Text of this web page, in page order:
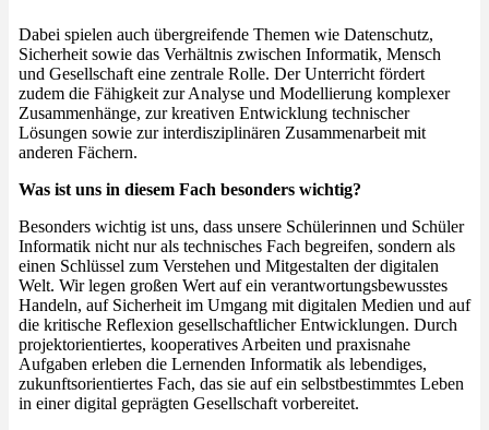
Dabei spielen auch übergreifende Themen wie Datenschutz,
Sicherheit sowie das Verhältnis zwischen Informatik, Mensch
und Gesellschaft eine zentrale Rolle. Der Unterricht fördert
zudem die Fähigkeit zur Analyse und Modellierung komplexer
Zusammenhänge, zur kreativen Entwicklung technischer
Lösungen sowie zur interdisziplinären Zusammenarbeit mit
anderen Fächern.
Was ist uns in diesem Fach besonders wichtig?
Besonders wichtig ist uns, dass unsere Schülerinnen und Schüler
Informatik nicht nur als technisches Fach begreifen, sondern als
einen Schlüssel zum Verstehen und Mitgestalten der digitalen
Welt. Wir legen großen Wert auf ein verantwortungsbewusstes
Handeln, auf Sicherheit im Umgang mit digitalen Medien und auf
die kritische Reflexion gesellschaftlicher Entwicklungen. Durch
projektorientiertes, kooperatives Arbeiten und praxisnahe
Aufgaben erleben die Lernenden Informatik als lebendiges,
zukunftsorientiertes Fach, das sie auf ein selbstbestimmtes Leben
in einer digital geprägten Gesellschaft vorbereitet.